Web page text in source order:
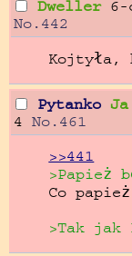
Dweller 6-
No. 442
Kojtyła,
Pytanko Ja
4 No. 461
>>441
>Papież
>Tak jak